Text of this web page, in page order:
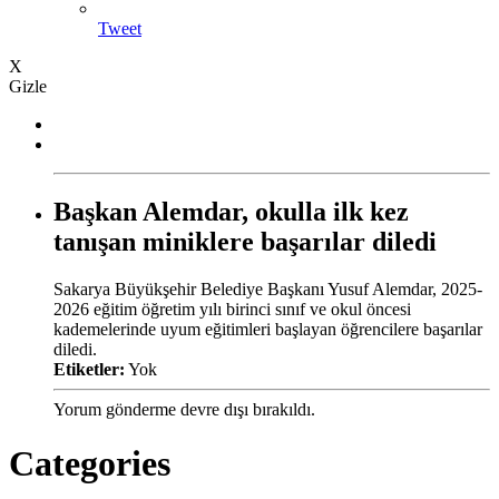
Tweet
X
Gizle
Başkan Alemdar, okulla ilk kez
tanışan miniklere başarılar diledi
Sakarya Büyükşehir Belediye Başkanı Yusuf Alemdar, 2025-
2026 eğitim öğretim yılı birinci sınıf ve okul öncesi
kademelerinde uyum eğitimleri başlayan öğrencilere başarılar
diledi.
Etiketler: Yok
Yorum gönderme devre dışı bırakıldı.
Categories